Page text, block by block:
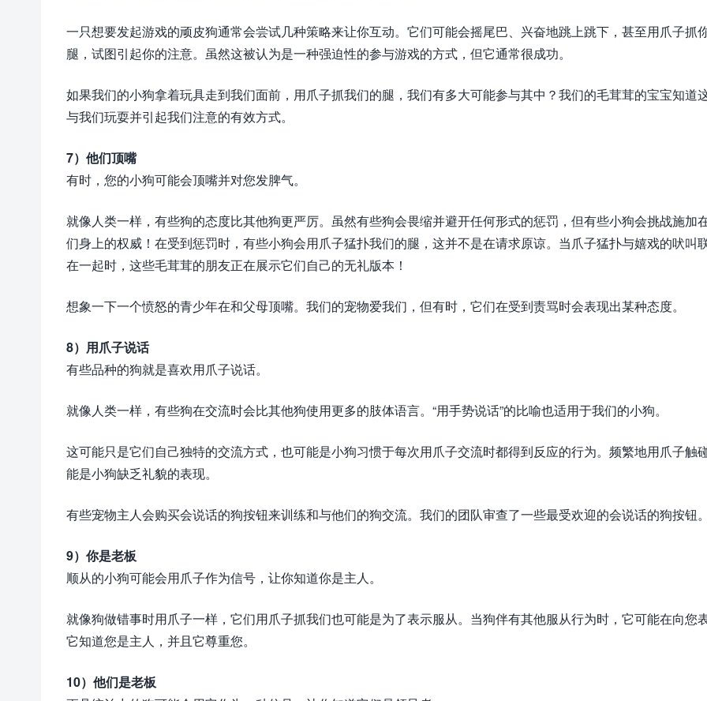
一只想要发起游戏的顽皮狗通常会尝试几种策略来让你互动。它们可能会摇尾巴、兴奋地跳上跳下，甚至用爪子抓
腿，试图引起你的注意。虽然这被认为是一种强迫性的参与游戏的方式，但它通常很成功。
如果我们的小狗拿着玩具走到我们面前，用爪子抓我们的腿，我们有多大可能参与其中？我们的毛茸茸的宝宝知道
与我们玩耍并引起我们注意的有效方式。
7）他们顶嘴
有时，您的小狗可能会顶嘴并对您发脾气。
就像人类一样，有些狗的态度比其他狗更严厉。虽然有些狗会畏缩并避开任何形式的惩罚，但有些小狗会挑战施加
们身上的权威！在受到惩罚时，有些小狗会用爪子猛扑我们的腿，这并不是在请求原谅。当爪子猛扑与嬉戏的吠叫
在一起时，这些毛茸茸的朋友正在展示它们自己的无礼版本！
想象一下一个愤怒的青少年在和父母顶嘴。我们的宠物爱我们，但有时，它们在受到责骂时会表现出某种态度。
8）用爪子说话
有些品种的狗就是喜欢用爪子说话。
就像人类一样，有些狗在交流时会比其他狗使用更多的肢体语言。“用手势说话”的比喻也适用于我们的小狗。
这可能只是它们自己独特的交流方式，也可能是小狗习惯于每次用爪子交流时都得到反应的行为。频繁地用爪子触
能是小狗缺乏礼貌的表现。
有些宠物主人会购买会说话的狗按钮来训练和与他们的狗交流。我们的团队审查了一些最受欢迎的会说话的狗按钮。
9）你是老板
顺从的小狗可能会用爪子作为信号，让你知道你是主人。
就像狗做错事时用爪子一样，它们用爪子抓我们也可能是为了表示服从。当狗伴有其他服从行为时，它可能在向您
它知道您是主人，并且它尊重您。
10）他们是老板